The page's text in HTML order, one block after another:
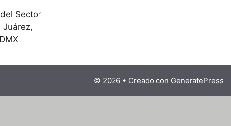
Sector
Juárez,
© 2026 • Creado con GeneratePress